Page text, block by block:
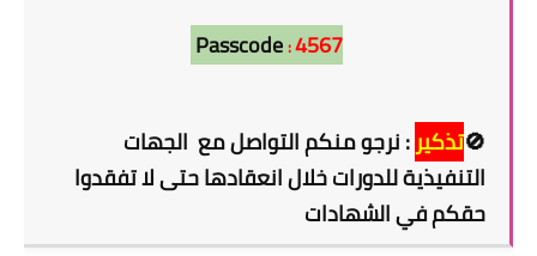
Passcode:4567
🚫تذكير: نرجو منكم التواصل مع الجهات
التنفيذية للدورات خلال انعقادها حتى لا تفقدوا
حقكم في الشهادات